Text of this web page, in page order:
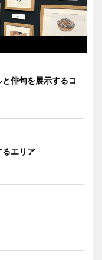
俳句を展示するコ
るエリア